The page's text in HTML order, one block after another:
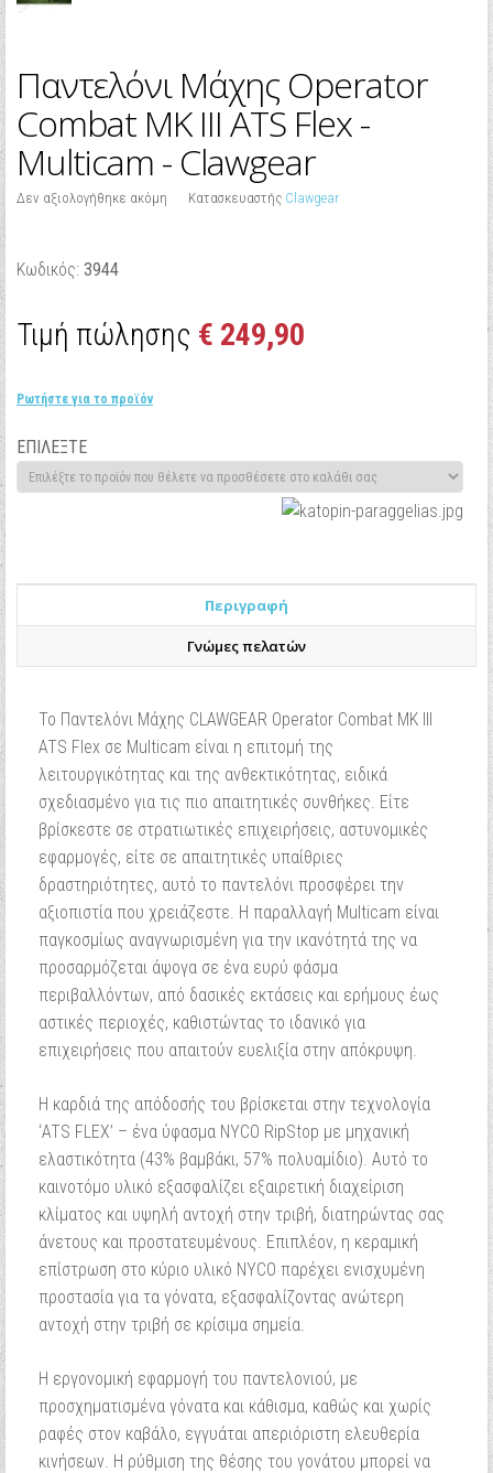
Παντελόνι Μάχης Operator
Combat MK III ATS Flex -
Multicam - Clawgear
Δεν αξιολογήθηκε ακόμη Κατασκευαστής Clawgear
Κωδικός: 3944
Τιμή πώλησης € 249,90
Ρωτήστε για το προϊόν
ΕΠΙΛΕΞΤΕ
Περιγραφή
Γνώμες πελατών
Το Παντελόνι Μάχης CLAWGEAR Operator Combat MK III
ATS Flex σε Multicam είναι η επιτομή της
λειτουργικότητας και της ανθεκτικότητας, ειδικά
σχεδιασμένο για τις πιο απαιτητικές συνθήκες. Είτε
βρίσκεστε σε στρατιωτικές επιχειρήσεις, αστυνομικές
εφαρμογές, είτε σε απαιτητικές υπαίθριες
δραστηριότητες, αυτό το παντελόνι προσφέρει την
αξιοπιστία που χρειάζεστε. Η παραλλαγή Multicam είναι
παγκοσμίως αναγνωρισμένη για την ικανότητά της να
προσαρμόζεται άψογα σε ένα ευρύ φάσμα
περιβαλλόντων, από δασικές εκτάσεις και ερήμους έως
αστικές περιοχές, καθιστώντας το ιδανικό για
επιχειρήσεις που απαιτούν ευελιξία στην απόκρυψη.
Η καρδιά της απόδοσής του βρίσκεται στην τεχνολογία
‘ATS FLEX’ – ένα ύφασμα NYCO RipStop με μηχανική
ελαστικότητα (43% βαμβάκι, 57% πολυαμίδιο). Αυτό το
καινοτόμο υλικό εξασφαλίζει εξαιρετική διαχείριση
κλίματος και υψηλή αντοχή στην τριβή, διατηρώντας σας
άνετους και προστατευμένους. Επιπλέον, η κεραμική
επίστρωση στο κύριο υλικό NYCO παρέχει ενισχυμένη
προστασία για τα γόνατα, εξασφαλίζοντας ανώτερη
αντοχή στην τριβή σε κρίσιμα σημεία.
Η εργονομική εφαρμογή του παντελονιού, με
προσχηματισμένα γόνατα και κάθισμα, καθώς και χωρίς
ραφές στον καβάλο, εγγυάται απεριόριστη ελευθερία
κινήσεων. Η ρύθμιση της θέσης του γονάτου μπορεί να